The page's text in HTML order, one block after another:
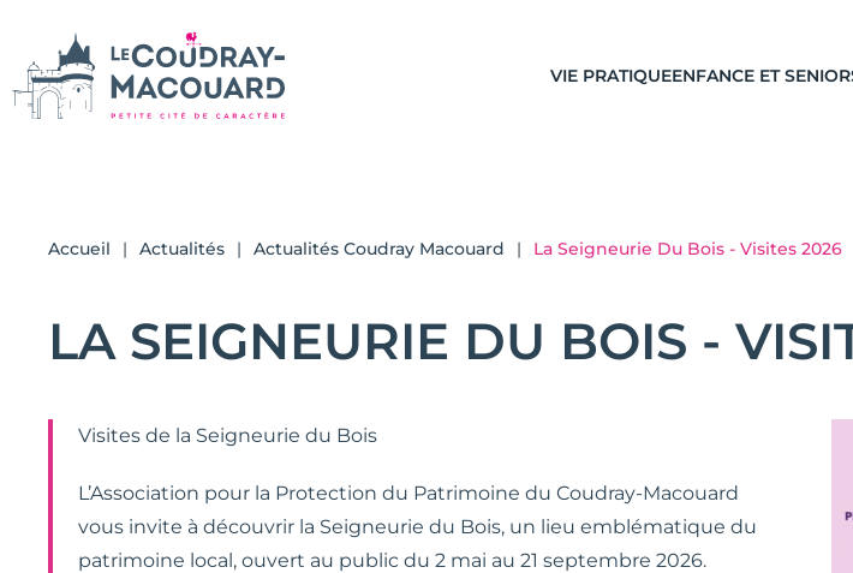
VIE PRATIQUEENFANCE ET
Accueil Actualités Actualités Coudray Macouard La Seigneurie Du Bois - Visites 2026
LA SEIGNEURIE DU BOIS -
Visites de la Seigneurie du Bois
L’Association pour la Protection du Patrimoine du Coudray-Macouard
vous invite à découvrir la Seigneurie du Bois, un lieu emblématique du
patrimoine local, ouvert au public du 2 mai au 21 septembre 2026.